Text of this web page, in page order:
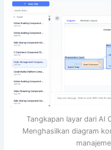
Tangkapan layar dari AI
Menghasilkan diagram